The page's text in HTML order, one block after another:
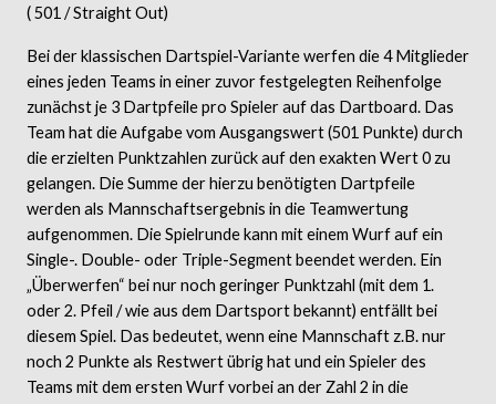
( 501 / Straight Out)
Bei der klassischen Dartspiel-Variante werfen die 4 Mitglieder
eines jeden Teams in einer zuvor festgelegten Reihenfolge
zunächst je 3 Dartpfeile pro Spieler auf das Dartboard. Das
Team hat die Aufgabe vom Ausgangswert (501 Punkte) durch
die erzielten Punktzahlen zurück auf den exakten Wert 0 zu
gelangen. Die Summe der hierzu benötigten Dartpfeile
werden als Mannschaftsergebnis in die Teamwertung
aufgenommen. Die Spielrunde kann mit einem Wurf auf ein
Single-. Double- oder Triple-Segment beendet werden. Ein
„Überwerfen“ bei nur noch geringer Punktzahl (mit dem 1.
oder 2. Pfeil / wie aus dem Dartsport bekannt) entfällt bei
diesem Spiel. Das bedeutet, wenn eine Mannschaft z.B. nur
noch 2 Punkte als Restwert übrig hat und ein Spieler des
Teams mit dem ersten Wurf vorbei an der Zahl 2 in die